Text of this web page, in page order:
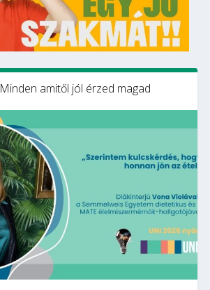
Minden amitől jól érzed magad